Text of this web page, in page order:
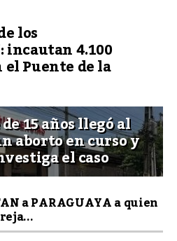
los
incautan 4.100
Puente de la
15 años llegó al
aborto en curso y
el caso
a PARAGUAYA a quien